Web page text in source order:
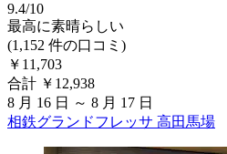
9.4/10
最高に素晴らしい
(1,152 件の口コミ)
￥11,703
合計 ￥12,938
8 月 16 日 ～ 8 月 17 日
相鉄グランドフレッサ 高田馬場